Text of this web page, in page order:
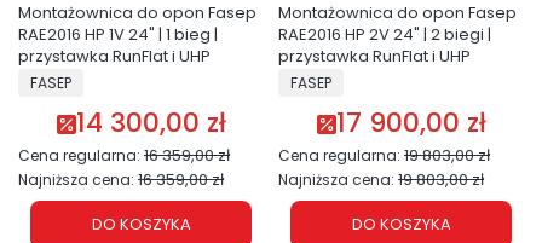
Montażownica do opon Fasep
RAE2016 HP 1V 24" | 1 bieg |
przystawka RunFlat i UHP
PRODUCENT
FASEP
Cena promocyjna
14 300,00 zł
Cena regularna: 16 359,00 zł
Najniższa cena: 16 359,00 zł
DO KOSZYKA
Montażownica do opon Fasep
RAE2016 HP 2V 24" | 2 biegi |
przystawka RunFlat i UHP
PRODUCENT
FASEP
Cena promocyjna
17 900,00 zł
Cena regularna: 19 803,00 zł
Najniższa cena: 19 803,00 zł
DO KOSZYKA